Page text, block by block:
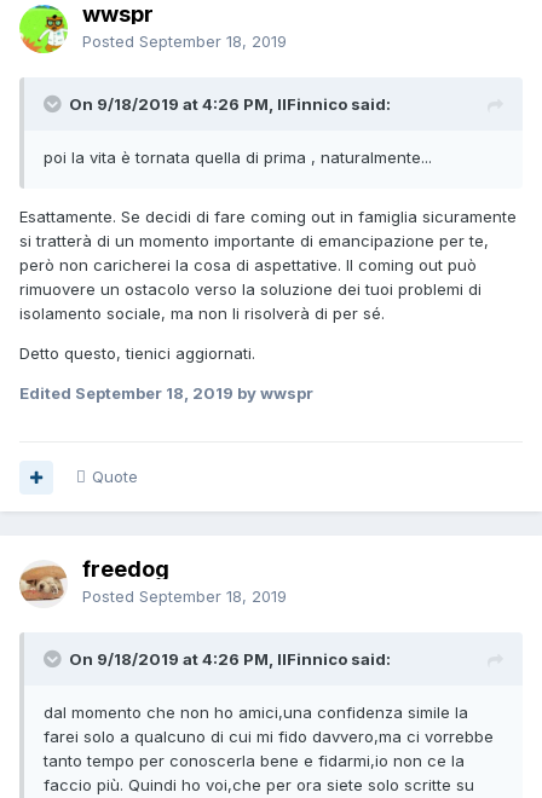
wwspr
Posted September 18, 2019
On 9/18/2019 at 4:26 PM, IlFinnico said:
poi la vita è tornata quella di prima , naturalmente...
Esattamente. Se decidi di fare coming out in famiglia sicuramente
si tratterà di un momento importante di emancipazione per te,
però non caricherei la cosa di aspettative. Il coming out può
rimuovere un ostacolo verso la soluzione dei tuoi problemi di
isolamento sociale, ma non li risolverà di per sé.
Detto questo, tienici aggiornati.
Edited September 18, 2019 by wwspr
Quote
freedog
Posted September 18, 2019
On 9/18/2019 at 4:26 PM, IlFinnico said:
dal momento che non ho amici,una confidenza simile la
farei solo a qualcuno di cui mi fido davvero,ma ci vorrebbe
tanto tempo per conoscerla bene e fidarmi,io non ce la
faccio più. Quindi ho voi,che per ora siete solo scritte su